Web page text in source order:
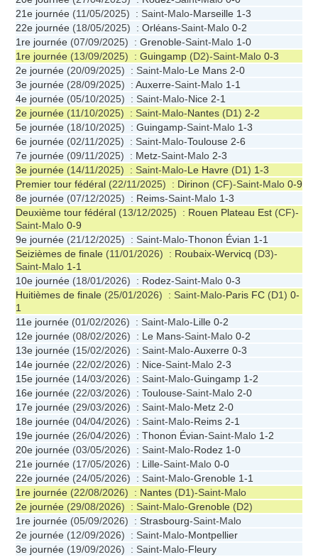
21e journée (11/05/2025) : Saint-Malo-Marseille 1-3
22e journée (18/05/2025) : Orléans-Saint-Malo 0-2
1re journée (07/09/2025) : Grenoble-Saint-Malo 1-0
1re journée (13/09/2025) : Guingamp (D2)-Saint-Malo 0-3
2e journée (20/09/2025) : Saint-Malo-Le Mans 2-0
3e journée (28/09/2025) : Auxerre-Saint-Malo 1-1
4e journée (05/10/2025) : Saint-Malo-Nice 2-1
2e journée (11/10/2025) : Saint-Malo-Nantes (D1) 2-2
5e journée (18/10/2025) : Guingamp-Saint-Malo 1-3
6e journée (02/11/2025) : Saint-Malo-Toulouse 2-6
7e journée (09/11/2025) : Metz-Saint-Malo 2-3
3e journée (14/11/2025) : Saint-Malo-Le Havre (D1) 1-3
Premier tour fédéral (22/11/2025) : Dirinon (CF)-Saint-Malo 0-9
8e journée (07/12/2025) : Reims-Saint-Malo 1-3
Deuxième tour fédéral (13/12/2025) : Rouen Plateau Est (CF)-
Saint-Malo 0-9
9e journée (21/12/2025) : Saint-Malo-Thonon Évian 1-1
Seizièmes de finale (11/01/2026) : Roubaix-Wervicq (D3)-
Saint-Malo 1-1
10e journée (18/01/2026) : Rodez-Saint-Malo 0-3
Huitièmes de finale (25/01/2026) : Saint-Malo-Paris FC (D1) 0-
1
11e journée (01/02/2026) : Saint-Malo-Lille 0-2
12e journée (08/02/2026) : Le Mans-Saint-Malo 0-2
13e journée (15/02/2026) : Saint-Malo-Auxerre 0-3
14e journée (22/02/2026) : Nice-Saint-Malo 2-3
15e journée (14/03/2026) : Saint-Malo-Guingamp 1-2
16e journée (22/03/2026) : Toulouse-Saint-Malo 2-0
17e journée (29/03/2026) : Saint-Malo-Metz 2-0
18e journée (04/04/2026) : Saint-Malo-Reims 2-1
19e journée (26/04/2026) : Thonon Évian-Saint-Malo 1-2
20e journée (03/05/2026) : Saint-Malo-Rodez 1-0
21e journée (17/05/2026) : Lille-Saint-Malo 0-0
22e journée (24/05/2026) : Saint-Malo-Grenoble 1-1
1re journée (22/08/2026) : Nantes (D1)-Saint-Malo
2e journée (29/08/2026) : Saint-Malo-Grenoble (D2)
1re journée (05/09/2026) : Strasbourg-Saint-Malo
2e journée (12/09/2026) : Saint-Malo-Montpellier
3e journée (19/09/2026) : Saint-Malo-Fleury